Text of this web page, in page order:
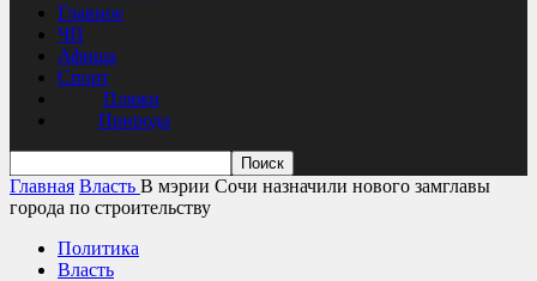
Главное
ЧП
Афиша
Спорт
Пляжи
Природа
Главная Власть В мэрии Сочи назначили нового замглавы
города по строительству
Политика
Власть